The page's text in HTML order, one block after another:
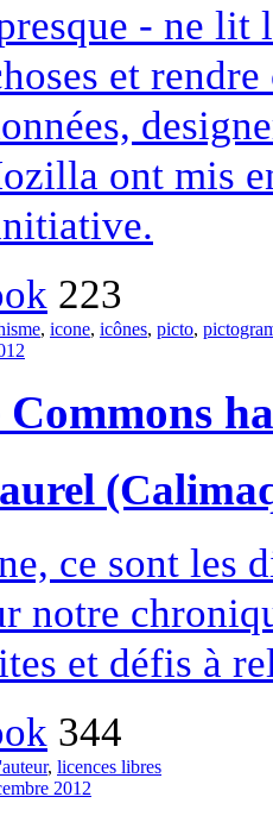
- ne
et
ont mis
223
, icone, icônes, picto,
ce sont les
notre
et défis à
344
, licences libres
2012